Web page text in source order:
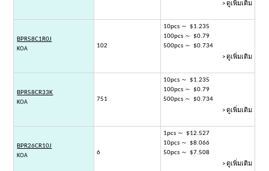
> ดูเพิ่มเติม
BPR58C1R0J
KOA 102
10pcs ～ $1.235
100pcs ～ $0.79
500pcs ～ $0.734
> ดูเพิ่มเติม
BPR58CR33K
KOA 751
10pcs ～ $1.235
100pcs ～ $0.79
500pcs ～ $0.734
> ดูเพิ่มเติม
BPR26CR10J
KOA 6
1pcs ～ $12.527
10pcs ～ $8.066
50pcs ～ $7.508
> ดูเพิ่มเติม